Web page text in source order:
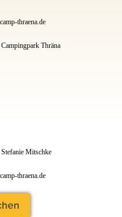
thraena.de
Thräna
Mitschke
thraena.de